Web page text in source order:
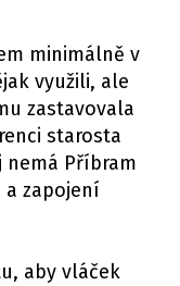
minimálně v
využili, ale
zastavovala
starosta
nemá Příbram
zapojení
aby vláček